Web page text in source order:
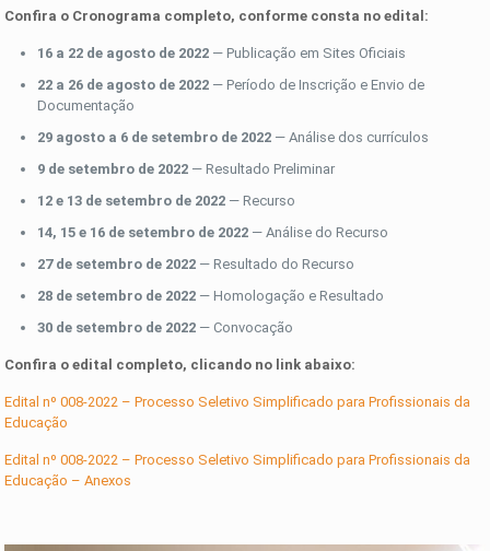
Confira o Cronograma completo, conforme consta no edital:
16 a 22 de agosto de 2022 — Publicação em Sites Oficiais
22 a 26 de agosto de 2022 — Período de Inscrição e Envio de
Documentação
29 agosto a 6 de setembro de 2022 — Análise dos currículos
9 de setembro de 2022 — Resultado Preliminar
12 e 13 de setembro de 2022 — Recurso
14, 15 e 16 de setembro de 2022 — Análise do Recurso
27 de setembro de 2022 — Resultado do Recurso
28 de setembro de 2022 — Homologação e Resultado
30 de setembro de 2022 — Convocação
Confira o edital completo, clicando no link abaixo:
Edital nº 008-2022 – Processo Seletivo Simplificado para Profissionais da
Educação
Edital nº 008-2022 – Processo Seletivo Simplificado para Profissionais da
Educação – Anexos